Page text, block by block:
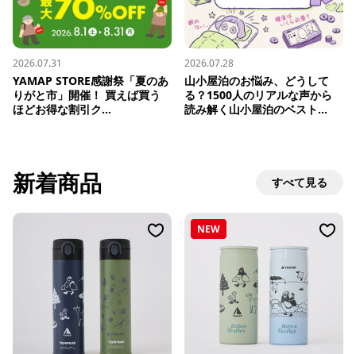
2026.07.31
YAMAP STORE感謝祭「夏のあ
りがと市」開催！ 買えば買う
ほどお得な割引ク...
2026.07.28
山小屋泊のお悩み、どうして
る？1500人のリアルな声から
読み解く山小屋泊のベスト...
新着商品 すべて見る
NEW